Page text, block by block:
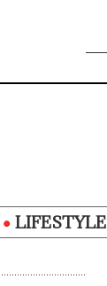
LIFESTYLE